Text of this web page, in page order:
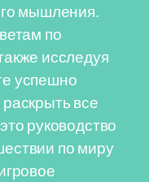
мышления.
по
исследуя
успешно
все
руководство
по миру